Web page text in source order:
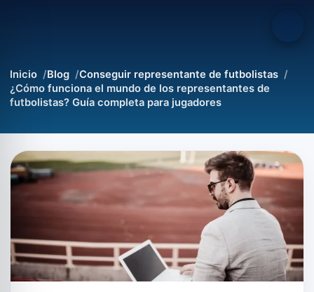
Inicio Blog
Conseguir representante de futbolistas
¿Cómo funciona el mundo de los representantes de
futbolistas? Guía completa para jugadores